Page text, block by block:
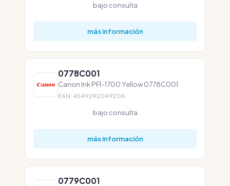
bajo consulta
más información
0778C001
Canon Ink PFI-1700 Yellow 0778C001
EAN: 4549292049206
bajo consulta
más información
0779C001